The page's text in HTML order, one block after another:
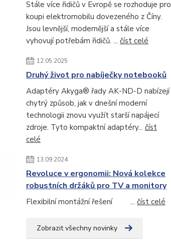
Stále více řidičů v Evropě se rozhoduje pro
koupi elektromobilu dovezeného z Číny.
Jsou levnější, modernější a stále více
vyhovují potřebám řidičů. ... číst celé
12.05.2025
Druhý život pro nabíječky notebooků
Adaptéry Akyga® řady AK-ND-D nabízejí
chytrý způsob, jak v dnešní moderní
technologii znovu využít starší napájecí
zdroje. Tyto kompaktní adaptéry... číst
celé
13.09.2024
Revoluce v ergonomii: Nová kolekce
robustních držáků pro TV a monitory
Flexibilní montážní řešení ... číst celé
Zobrazit všechny novinky